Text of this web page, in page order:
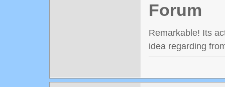
Forum
Remarkable! Its
idea regarding